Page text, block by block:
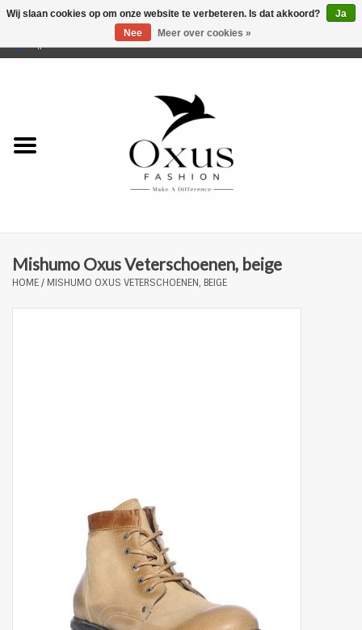
Merken
Mishumo Oxus Veterschoenen, beige
HOME/ MISHUMO OXUS VETERSCHOENEN, BEIGE
Wij slaan cookies op om onze website te verbeteren. Is dat akkoord?
Ja
Nee
Meer over cookies »